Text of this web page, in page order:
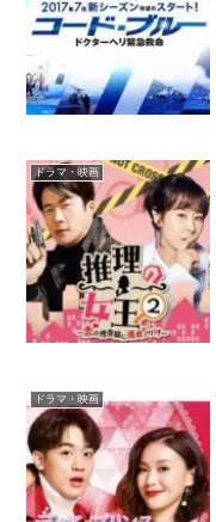
ドラマ・映画
ドラマ・映画